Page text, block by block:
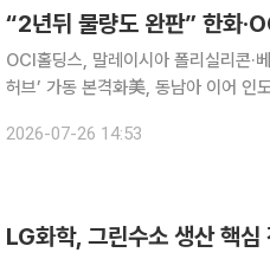
“2년뒤 물량도 완판” 한화
OCI홀딩스, 말레이시아 폴리실리콘·
허브’ 가동 본격화美, 동남아 이어 인도·
중국산 태양광 제품을 배제하려는 미
2026-07-26 14:53
LG화학, 그린수소 생산 핵